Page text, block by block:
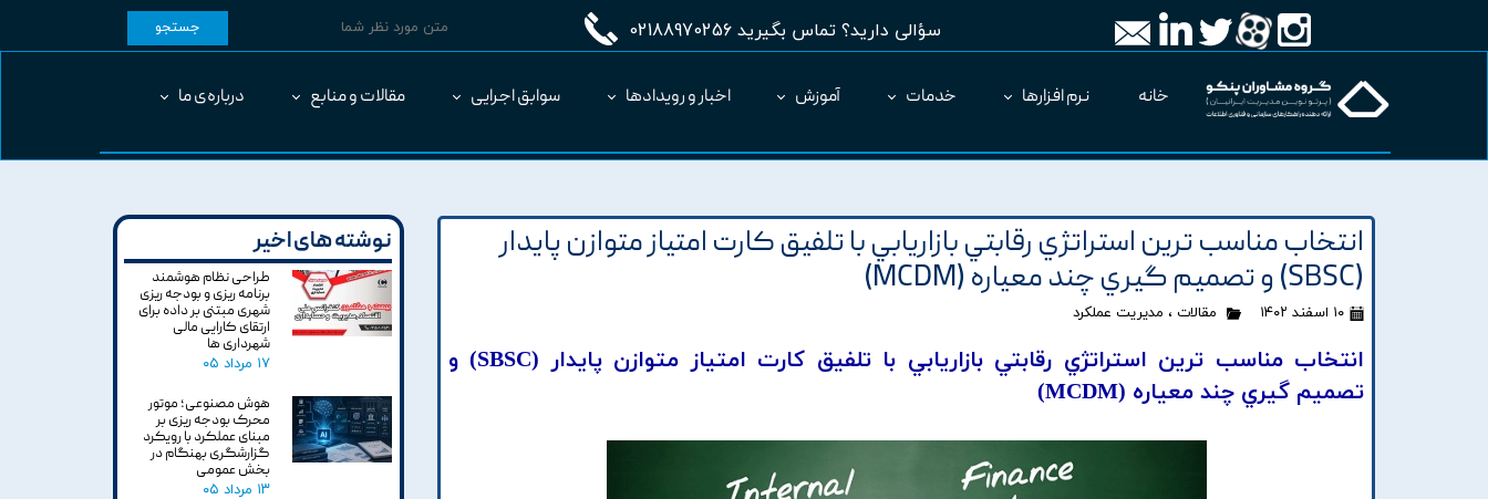
سؤالی دارید؟ تماس بگیرید 02188970256 جستجو
خانه نرم افزارها خدمات آموزش اخبار و رویدادها سوابق اجرایی مقالات و منابع درباره‌ی ما
انتخاب مناسب ترين استراتژي رقابتي بازاريابي با تلفيق کارت امتياز متوازن پايدار
(SBSC) و تصميم گيري چند معياره (MCDM)
۱۰ اسفند ۱۴۰۲ مقالات ، مدیریت عملکرد
انتخاب مناسب ترين استراتژي رقابتي بازاريابي با تلفيق کارت امتياز متوازن پايدار (SBSC) و
تصميم گيري چند معياره (MCDM)
نوشته های اخیر
طراحی نظام هوشمند
برنامه ریزی و بودجه ریزی
شهری مبتنی بر داده برای
ارتقای کارایی مالی
شهرداری ها
۱۷ مرداد ۰۵
هوش مصنوعی؛ موتور
محرک بودجه ریزی بر
مبنای عملکرد با رویکرد
گزارشگری بهنگام در
بخش عمومی
۱۳ مرداد ۰۵